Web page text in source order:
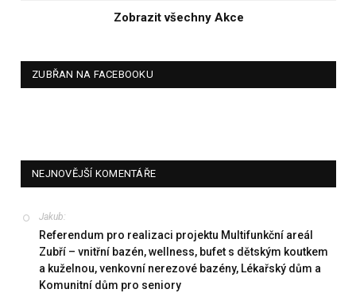
Zobrazit všechny Akce
ZUBŘAN NA FACEBOOKU
NEJNOVĚJŠÍ KOMENTÁŘE
Jakub:
Referendum pro realizaci projektu Multifunkční areál
Zubří – vnitřní bazén, wellness, bufet s dětským koutkem
a kuželnou, venkovní nerezové bazény, Lékařský dům a
Komunitní dům pro seniory